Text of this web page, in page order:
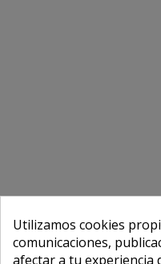
Utilizamos cookies
comunicaciones,
afectar a tu experiencia